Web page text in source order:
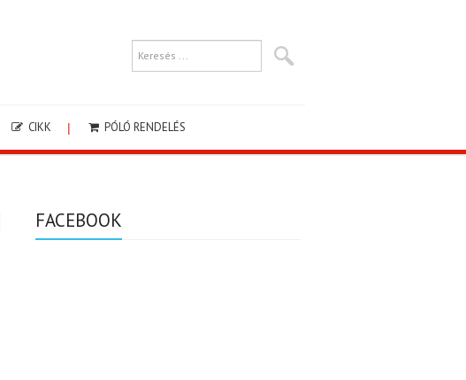
CIKK PÓLÓ RENDELÉS
FACEBOOK